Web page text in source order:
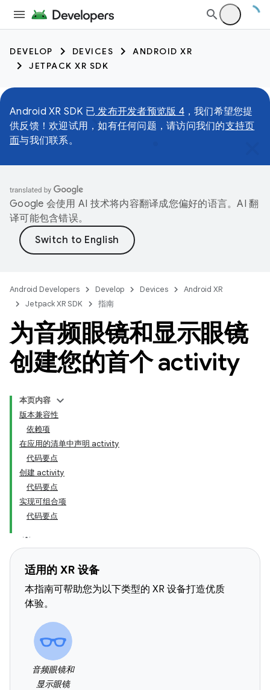
DEVELOP DEVICES
ANDROID XR
JETPACK XR SDK
Android XR SDK 已 发布开发者预览版 4，我们希望您提
供反馈！欢迎试用，如有任何问题，请访问我们的支持页
面与我们联系。
Google 会使用 AI 技术将内容翻译成您偏好的语言。AI 翻
译可能包含错误。
Android Developers Develop Devices
Android XR
Jetpack XR SDK
指南
为音频眼镜和显示眼镜
创建您的首个 activity
本页内容
版本兼容性
依赖项
在应用的清单中声明 activity
代码要点
创建 activity
代码要点
实现可组合项
代码要点
适用的 XR 设备
本指南可帮助您为以下类型的 XR 设备打造优质
体验。
音频眼镜和
显示眼镜